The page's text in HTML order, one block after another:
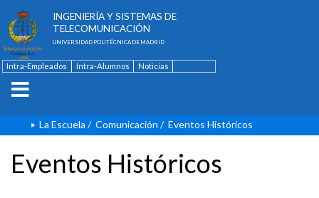
INGENIERÍA Y SISTEMAS DE
TELECOMUNICACIÓN
UNIVERSIDAD POLITÉCNICA DE MADRID
Intra-Empleados Intra-Alumnos
Noticias
La Escuela / Comunicación / Eventos Históricos
Eventos Históricos